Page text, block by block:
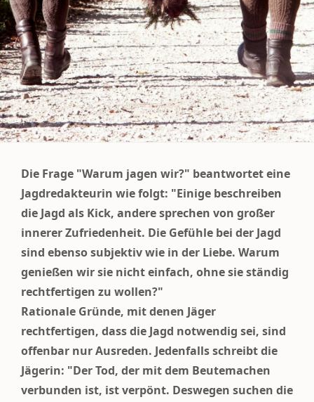
Die Frage "Warum jagen wir?" beantwortet eine
Jagdredakteurin wie folgt: "Einige beschreiben
die Jagd als Kick, andere sprechen von großer
innerer Zufriedenheit. Die Gefühle bei der Jagd
sind ebenso subjektiv wie in der Liebe. Warum
genießen wir sie nicht einfach, ohne sie ständig
rechtfertigen zu wollen?"
Rationale Gründe, mit denen Jäger
rechtfertigen, dass die Jagd notwendig sei, sind
offenbar nur Ausreden. Jedenfalls schreibt die
Jägerin: "Der Tod, der mit dem Beutemachen
verbunden ist, ist verpönt. Deswegen suchen die